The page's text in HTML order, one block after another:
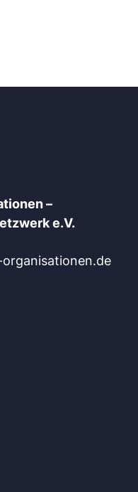
–
e.V.